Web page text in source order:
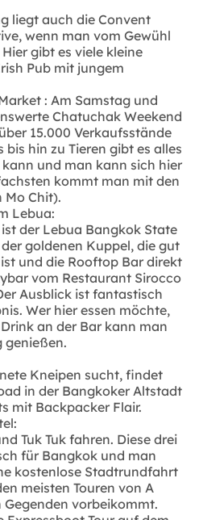
liegt auch die Convent
wenn man vom Gewühl
gibt es viele kleine
Pub mit jungem
: Am Samstag und
Chatuchak Weekend
15.000 Verkaufsstände
bis hin zu Tieren gibt es alles
und man kann sich hier
kommt man mit den
Mo Chit).
Lebua:
der Lebua Bangkok State
goldenen Kuppel, die gut
und die Rooftop Bar direkt
vom Restaurant Sirocco
Ausblick ist fantastisch
Wer hier essen möchte,
an der Bar kann man
genießen.
Kneipen sucht, findet
in der Bangkoker Altstadt
mit Backpacker Flair.
Tuk Tuk fahren. Diese drei
für Bangkok und man
kostenlose Stadtrundfahrt
meisten Touren von A
vorbeikommt.